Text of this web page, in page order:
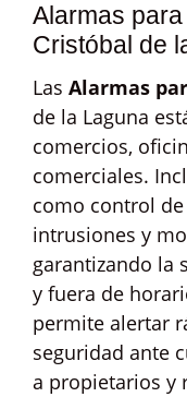
Alarmas
Cristóbal de
Las Alarmas
de la Laguna
comercios,
comerciales.
como control
intrusiones y
garantizando la
y fuera de
permite alertar
seguridad ante
a propietarios y